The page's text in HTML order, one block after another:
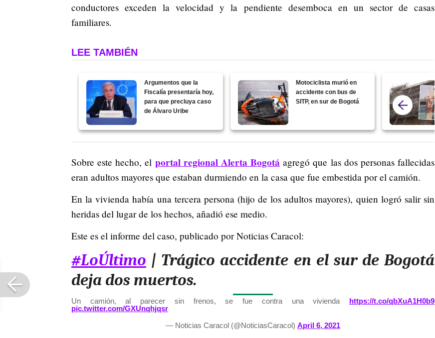
conductores exceden la velocidad y la pendiente desemboca en un sector de casas
familiares.
LEE TAMBIÉN
Argumentos que la
Fiscalía presentaría hoy,
para que precluya caso
de Álvaro Uribe
Motociclista murió en
accidente con bus de
SITP, en sur de Bogotá
Sobre este hecho, el portal regional Alerta Bogotá agregó que las dos personas fallecidas
eran adultos mayores que estaban durmiendo en la casa que fue embestida por el camión.
En la vivienda había una tercera persona (hijo de los adultos mayores), quien logró salir sin
heridas del lugar de los hechos, añadió ese medio.
Este es el informe del caso, publicado por Noticias Caracol:
#LoÚltimo | Trágico accidente en el sur de Bogotá
deja dos muertos.
Un camión, al parecer sin frenos, se fue contra una vivienda https://t.co/qbXuA1H0b9
pic.twitter.com/GXUnqhjqsr
— Noticias Caracol (@NoticiasCaracol) April 6, 2021